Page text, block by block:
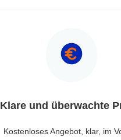
Klare und überwachte
Kostenloses Angebot, klar, im